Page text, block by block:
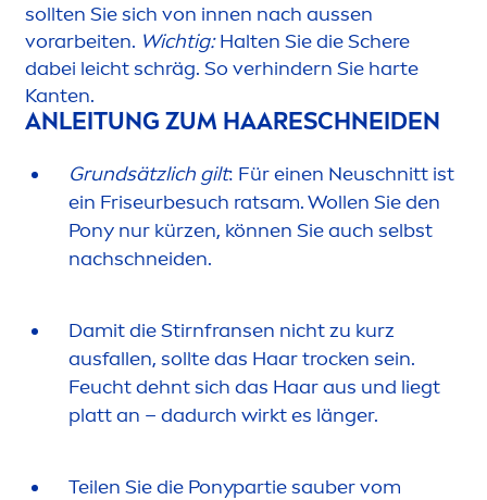
sollten Sie sich von innen nach aussen
vorarbeiten. Wichtig:Halten Sie die Schere
dabei leicht schräg. So verhindern Sie harte
Kanten.
ANLEITUNG ZUM HAARESCHNEIDEN
Grundsätzlich gilt: Für einen Neuschnitt ist
ein Friseurbesuch ratsam. Wollen Sie den
Pony nur kürzen, können Sie auch selbst
nachschneiden.
Damit die Stirnfransen nicht zu kurz
ausfallen, sollte das Haar trocken sein.
Feucht dehnt sich das Haar aus und liegt
platt an – dadurch wirkt es länger.
Teilen Sie die Ponypartie sauber vom